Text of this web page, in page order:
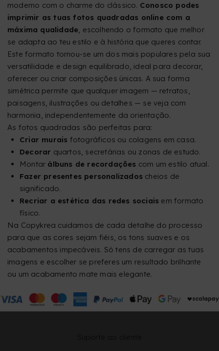
moderno com o charme do clássico. Conosco podes
imprimir as tuas fotos quadradas online com a
máxima qualidade, escolhendo o formato que melhor
se adapta ao teu estilo e à história que queres contar.
Este formato tornou-se um dos mais populares pela sua
versatilidade e design equilibrado, ideal para decorar,
oferecer ou criar composições únicas. A sua forma
simétrica permite que qualquer imagem — retratos,
paisagens, ilustrações ou detalhes — se veja com
harmonia, independentemente da orientação.
As fotos quadradas são perfeitas para:
Criar murais fotográficos ou colagens em casa.
Decorar quartos, secretárias ou zonas de estudo.
Montar álbuns de recordações com um estilo atual.
Fazer presentes personalizados cheios de
significado.
Recriar a estética das redes sociais em formato
físico.
Na Copykrea cuidamos de cada detalhe do processo
para que as cores sejam fiéis, os tons suaves e os
acabamentos impecáveis. Só tens de carregar as tuas
imagens e escolher se preferes um resultado brilhante
ou um acabamento mate mais elegante.